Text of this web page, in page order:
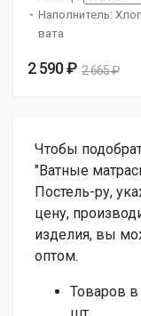
Наполнитель:
вата
2 590 ₽ 2 665 ₽
Чтобы
"Ватные
Постель-ру,
цену,
изделия, вы
оптом.
Товаров в